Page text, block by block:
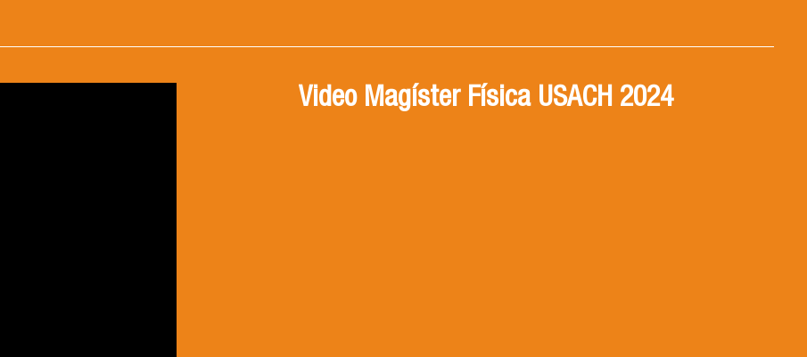
Video Magíster Física USACH 2024